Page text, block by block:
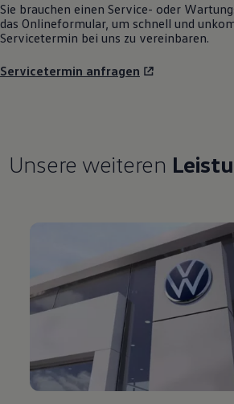
Sie brauchen einen Service- oder
das Onlineformular, um schnell und
Servicetermin bei uns zu vereinbaren.
Servicetermin anfragen
Unsere weiteren